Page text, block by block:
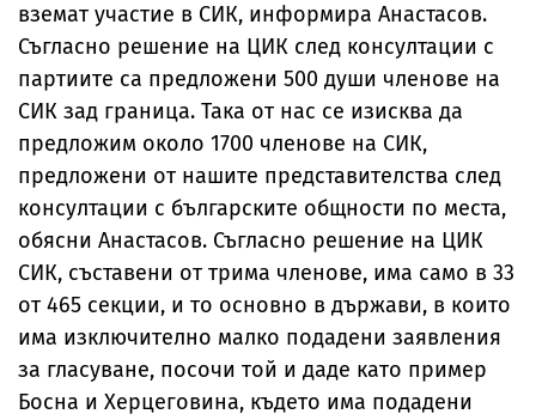
вземат участие в СИК, информира Анастасов.
Съгласно решение на ЦИК след консултации с
партиите са предложени 500 души членове на
СИК зад граница. Така от нас се изисква да
предложим около 1700 членове на СИК,
предложени от нашите представителства след
консултации с българските общности по места,
обясни Анастасов. Съгласно решение на ЦИК
СИК, съставени от трима членове, има само в 33
от 465 секции, и то основно в държави, в които
има изключително малко подадени заявления
за гласуване, посочи той и даде като пример
Босна и Херцеговина, където има подадени